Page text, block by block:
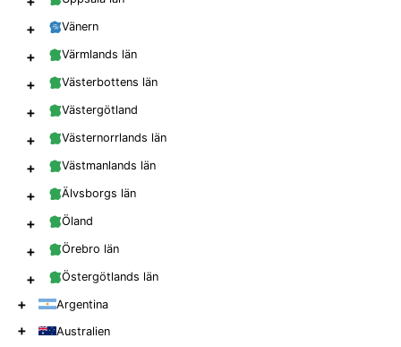
+ Vänern
+ Värmlands län
+ Västerbottens län
+ Västergötland
+ Västernorrlands län
+ Västmanlands län
+ Älvsborgs län
+ Öland
+ Örebro län
+ Östergötlands län
+ Argentina
+ Australien